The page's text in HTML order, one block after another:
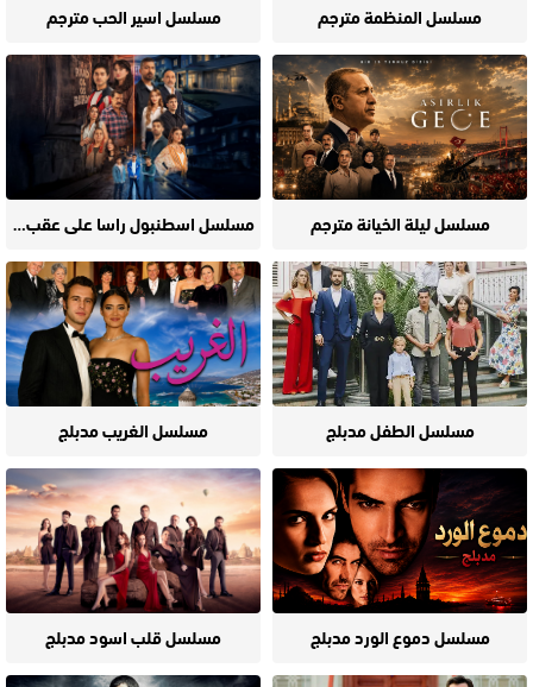
مسلسل المنظمة مترجم مسلسل اسير الحب مترجم
مسلسل ليلة الخيانة مترجم مسلسل اسطنبول راسا على عقب مترجم
مسلسل الطفل مدبلج مسلسل الغريب مدبلج
مسلسل دموع الورد مدبلج مسلسل قلب اسود مدبلج